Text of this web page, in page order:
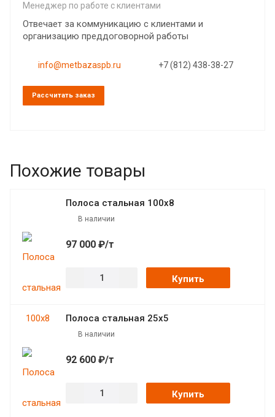
Менеджер по работе с клиентами
Отвечает за коммуникацию с клиентами и
организацию преддоговорной работы
info@metbazaspb.ru +7 (812) 438-38-27
Рассчитать заказ
Похожие товары
Полоса стальная 100х8
В наличии
97 000 ₽/т
Купить
Полоса стальная 25х5
В наличии
92 600 ₽/т
Купить